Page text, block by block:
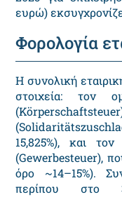
ευρώ)
Φορολογία
Η συνολική
στοιχεία: τον
15,825%), και
(Gewerbesteuer),
όρο ~14–15%).
περίπου στο